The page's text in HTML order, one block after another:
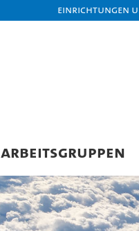
Einrichtungen
ARBEITSGRUPPEN